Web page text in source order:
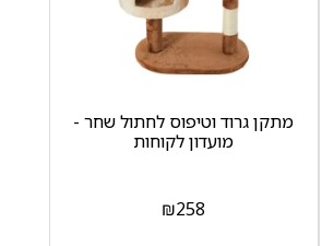
מתקן גרוד וטיפוס לחתול שחר -
מועדון לקוחות
₪258